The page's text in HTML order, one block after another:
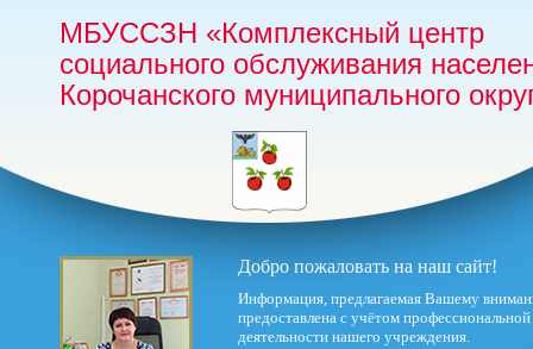
МБУССЗН «Комплексный центр
социального обслуживания
Корочанского муниципального
Добро пожаловать на наш сайт!
Информация, предлагаемая Вашему
предоставлена с учётом
деятельности нашего учреждения.